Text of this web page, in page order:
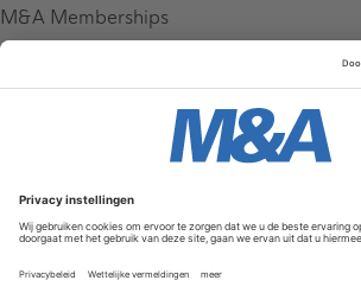
M&A Memberships
Service & Contact
Contact
FAQ